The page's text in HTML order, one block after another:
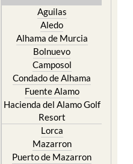
Aguilas
Aledo
Alhama de Murcia
Bolnuevo
Camposol
Condado de Alhama
Fuente Alamo
Hacienda del Alamo Golf
Resort
Lorca
Mazarron
Puerto de Mazarron